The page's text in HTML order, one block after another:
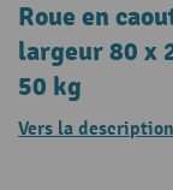
Roue en
largeur 80 x
50 kg
Vers la